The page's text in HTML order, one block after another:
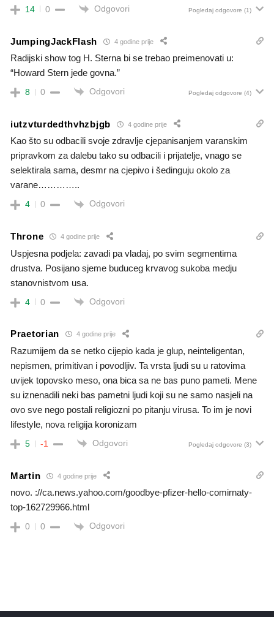
14 0 Odgovori Pogledaj odgovore (1)
JumpingJackFlash 4 godine prije
Radijski show tog H. Sterna bi se trebao preimenovati u:
“Howard Stern jede govna.”
8 0 Odgovori Pogledaj odgovore (4)
iutzvturdedthvhzbjgb 4 godine prije
Kao što su odbacili svoje zdravlje cjepanisanjem varanskim
pripravkom za dalebu tako su odbacili i prijatelje, vnago se
selektirala sama, desmr na cjepivo i šedinguju okolo za
varane…………..
4 0 Odgovori
Throne 4 godine prije
Uspjesna podjela: zavadi pa vladaj, po svim segmentima
drustva. Posijano sjeme buduceg krvavog sukoba medju
stanovnistvom usa.
4 0 Odgovori
Praetorian 4 godine prije
Razumijem da se netko cijepio kada je glup, neinteligentan,
nepismen, primitivan i povodljiv. Ta vrsta ljudi su u ratovima
uvijek topovsko meso, ona bica sa ne bas puno pameti. Mene
su iznenadili neki bas pametni ljudi koji su ne samo nasjeli na
ovo sve nego postali religiozni po pitanju virusa. To im je novi
lifestyle, nova religija koronizam
5 -1 Odgovori Pogledaj odgovore (3)
Martin 4 godine prije
novo. ://ca.news.yahoo.com/goodbye-pfizer-hello-comirnaty-
top-162729966.html
0 0 Odgovori